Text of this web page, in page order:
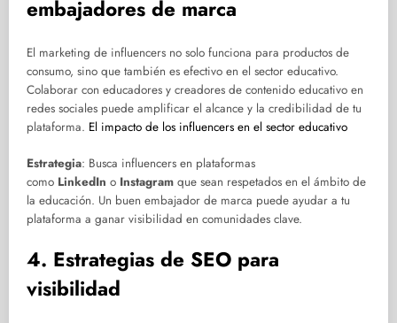
embajadores de marca
El marketing de influencers no solo funciona para productos de
consumo, sino que también es efectivo en el sector educativo.
Colaborar con educadores y creadores de contenido educativo en
redes sociales puede amplificar el alcance y la credibilidad de tu
plataforma. El impacto de los influencers en el sector educativo
Estrategia: Busca influencers en plataformas
como LinkedIn o Instagram que sean respetados en el ámbito de
la educación. Un buen embajador de marca puede ayudar a tu
plataforma a ganar visibilidad en comunidades clave.
4. Estrategias de SEO para
visibilidad